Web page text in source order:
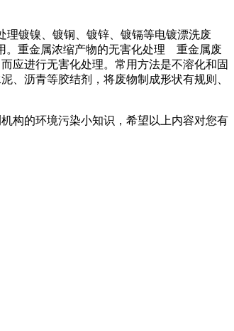
镀镍、镀铜、镀锌、镀镉等电镀漂洗废
。重金属浓缩产物的无害化处理 重金属废
应进行无害化处理。常用方法是不溶化和固
、沥青等胶结剂，将废物制成形状有规则、
构的环境污染小知识，希望以上内容对您有